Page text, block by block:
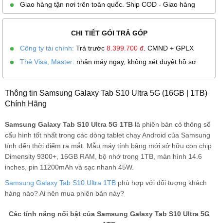
Giao hàng tận nơi trên toàn quốc. Ship COD - Giao hàng
CHI TIẾT GÓI TRẢ GÓP
Công ty tài chính: Trả trước 8.399.700 đ . CMND + GPLX
Thẻ Visa, Master: nhận máy ngay, không xét duyệt hồ sơ
Thông tin Samsung Galaxy Tab S10 Ultra 5G (16GB | 1TB)
Chính Hãng
Samsung Galaxy Tab S10 Ultra 5G 1TB là phiên bản có thông số
cấu hình tốt nhất trong các dòng tablet chạy Android của Samsung
tính đến thời điểm ra mắt. Mẫu máy tính bảng mới sở hữu con chip
Dimensity 9300+, 16GB RAM, bộ nhớ trong 1TB, màn hình 14.6
inches, pin 11200mAh và sạc nhanh 45W.
Samsung Galaxy Tab S10 Ultra 1TB phù hợp với đối tượng khách
hàng nào? Ai nên mua phiên bản này?
Các tính năng nổi bật của Samsung Galaxy Tab S10 Ultra 5G